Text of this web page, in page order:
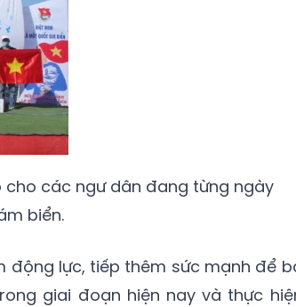
cho các ngư dân đang từng ngày
biển.
động lực, tiếp thêm sức mạnh để
giai đoạn hiện nay và thực